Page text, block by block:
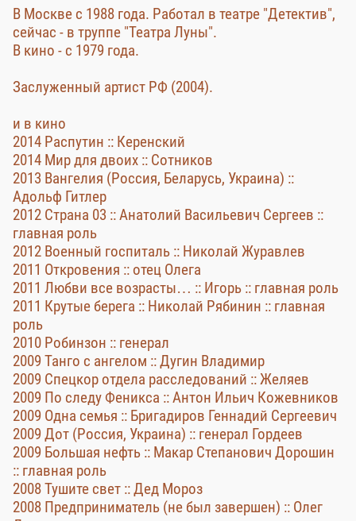
В Москве с 1988 года. Работал в театре "Детектив",
сейчас - в труппе "Театра Луны".
В кино - с 1979 года.
Заслуженный артист РФ (2004).
и в кино
2014 Распутин :: Керенский
2014 Мир для двоих :: Сотников
2013 Вангелия (Россия, Беларусь, Украина) ::
Адольф Гитлер
2012 Страна 03 :: Анатолий Васильевич Сергеев ::
главная роль
2012 Военный госпиталь :: Николай Журавлев
2011 Откровения :: отец Олега
2011 Любви все возрасты… :: Игорь :: главная роль
2011 Крутые берега :: Николай Рябинин :: главная
роль
2010 Робинзон :: генерал
2009 Танго с ангелом :: Дугин Владимир
2009 Спецкор отдела расследований :: Желяев
2009 По следу Феникса :: Антон Ильич Кожевников
2009 Одна семья :: Бригадиров Геннадий Сергеевич
2009 Дот (Россия, Украина) :: генерал Гордеев
2009 Большая нефть :: Макар Степанович Дорошин
:: главная роль
2008 Тушите свет :: Дед Мороз
2008 Предприниматель (не был завершен) :: Олег